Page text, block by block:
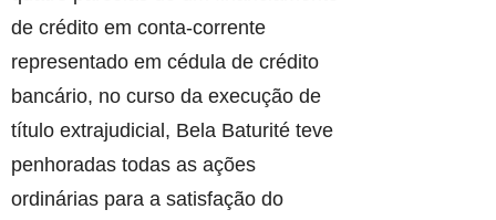
de crédito em conta-corrente
representado em cédula de crédito
bancário, no curso da execução de
título extrajudicial, Bela Baturité teve
penhoradas todas as ações
ordinárias para a satisfação do